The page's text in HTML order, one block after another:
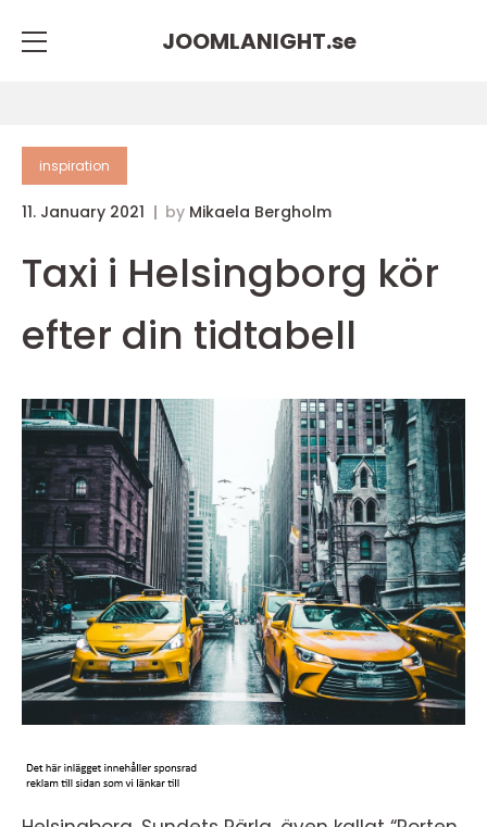
JOOMLANIGHT.se
inspiration
11. January 2021 by Mikaela Bergholm
Taxi i Helsingborg kör
efter din tidtabell